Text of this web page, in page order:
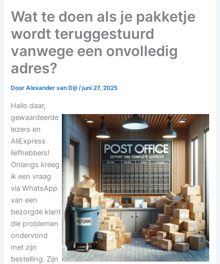
Wat te doen als je pakketje
wordt teruggestuurd
vanwege een onvolledig
adres?
DoorAlexander van Dijl/juni 27, 2025
Hallo daar,
gewaardeerde
lezers en
AliExpress
liefhebbers!
Onlangs kreeg
ik een vraag
via WhatsApp
van een
bezorgde klant
die problemen
ondervond
met zijn
bestelling. Zijn